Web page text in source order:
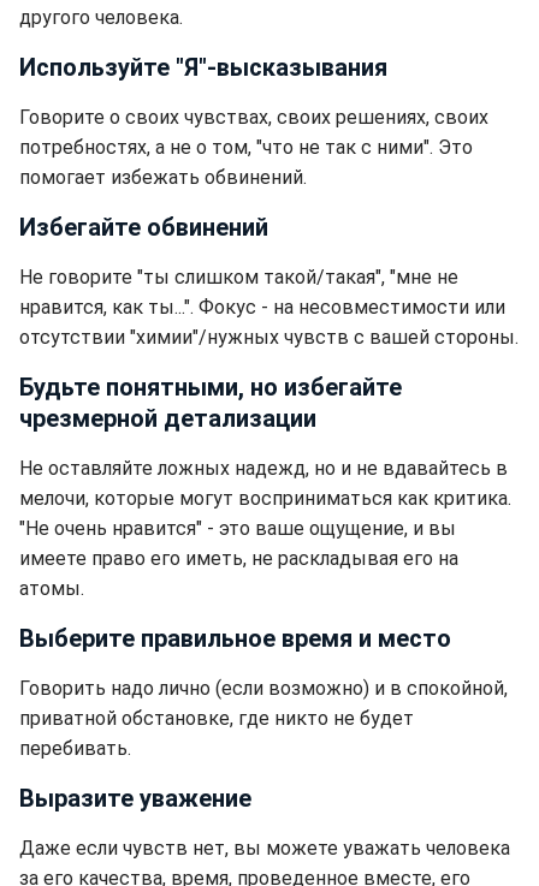
другого человека.
Используйте "Я"-высказывания
Говорите о своих чувствах, своих решениях, своих
потребностях, а не о том, "что не так с ними". Это
помогает избежать обвинений.
Избегайте обвинений
Не говорите "ты слишком такой/такая", "мне не
нравится, как ты...". Фокус - на несовместимости или
отсутствии "химии"/нужных чувств с вашей стороны.
Будьте понятными, но избегайте
чрезмерной детализации
Не оставляйте ложных надежд, но и не вдавайтесь в
мелочи, которые могут восприниматься как критика.
"Не очень нравится" - это ваше ощущение, и вы
имеете право его иметь, не раскладывая его на
атомы.
Выберите правильное время и место
Говорить надо лично (если возможно) и в спокойной,
приватной обстановке, где никто не будет
перебивать.
Выразите уважение
Даже если чувств нет, вы можете уважать человека
за его качества, время, проведенное вместе, его